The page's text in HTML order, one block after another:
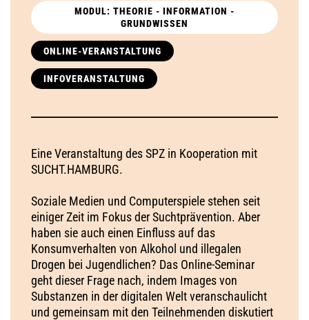
MODUL: THEORIE - INFORMATION -
GRUNDWISSEN
ONLINE-VERANSTALTUNG
INFOVERANSTALTUNG
Eine Veranstaltung des SPZ in Kooperation mit
SUCHT.HAMBURG.
Soziale Medien und Computerspiele stehen seit
einiger Zeit im Fokus der Suchtprävention. Aber
haben sie auch einen Einfluss auf das
Konsumverhalten von Alkohol und illegalen
Drogen bei Jugendlichen? Das Online-Seminar
geht dieser Frage nach, indem Images von
Substanzen in der digitalen Welt veranschaulicht
und gemeinsam mit den Teilnehmenden diskutiert